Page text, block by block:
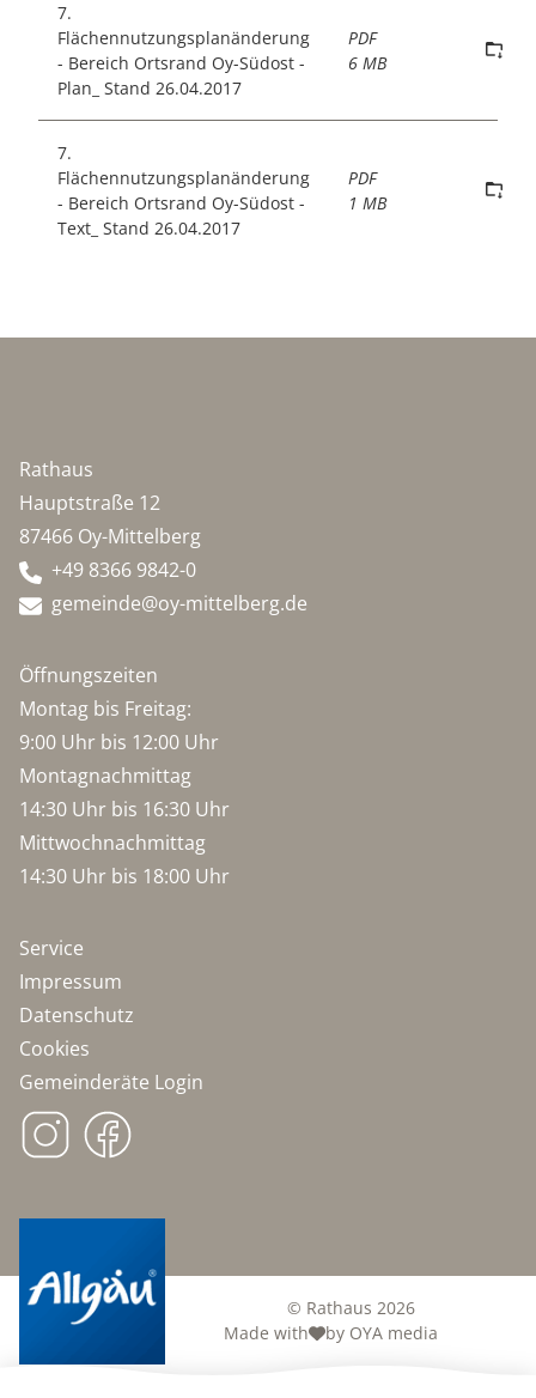
7.
Flächennutzungsplanänderung
- Bereich Ortsrand Oy-Südost -
Plan_ Stand 26.04.2017
PDF
6 MB
7.
Flächennutzungsplanänderung
- Bereich Ortsrand Oy-Südost -
Text_ Stand 26.04.2017
PDF
1 MB
Rathaus
Hauptstraße 12
87466 Oy-Mittelberg
+49 8366 9842-0
gemeinde@oy-mittelberg.de
Öffnungszeiten
Montag bis Freitag:
9:00 Uhr bis 12:00 Uhr
Montagnachmittag
14:30 Uhr bis 16:30 Uhr
Mittwochnachmittag
14:30 Uhr bis 18:00 Uhr
Service
Impressum
Datenschutz
Cookies
Gemeinderäte Login
© Rathaus 2026
Made with
by OYA media